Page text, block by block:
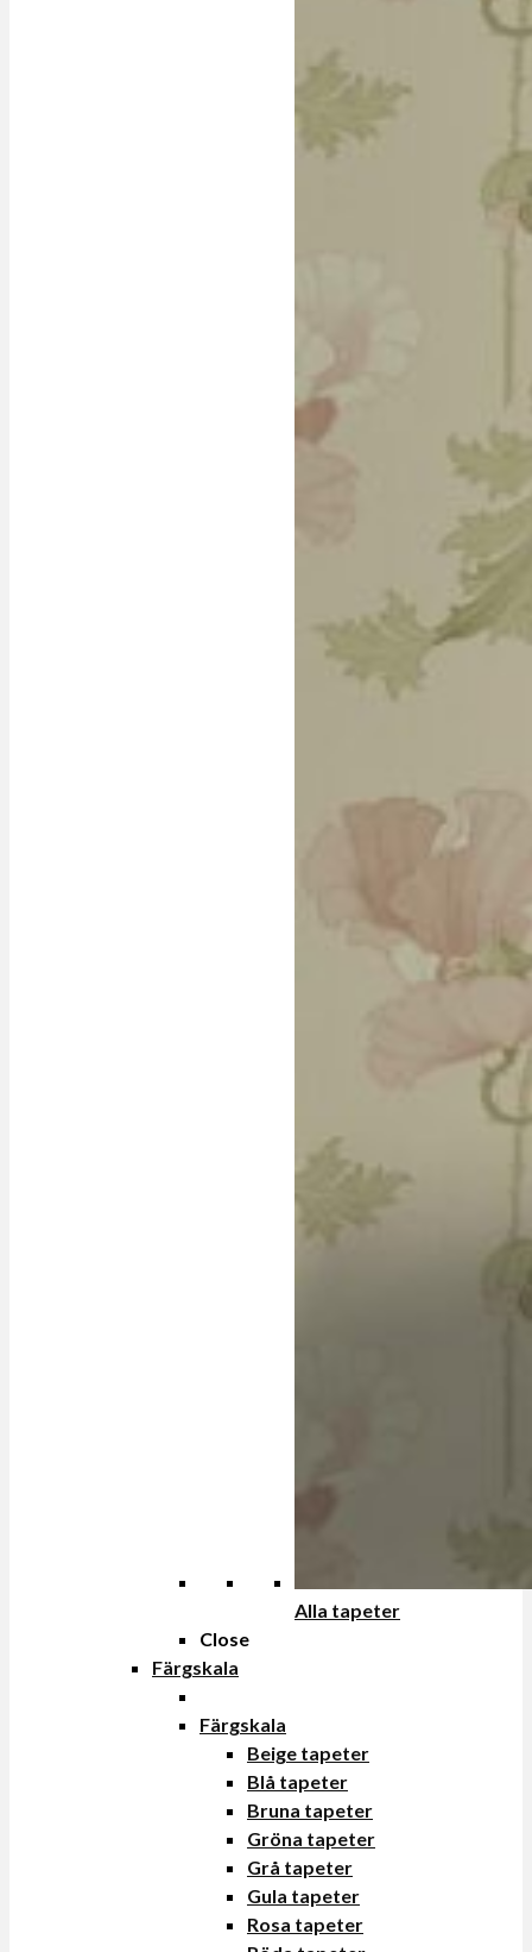
Alla tapeter
Close
Färgskala
Färgskala
Beige tapeter
Blå tapeter
Bruna tapeter
Gröna tapeter
Grå tapeter
Gula tapeter
Rosa tapeter